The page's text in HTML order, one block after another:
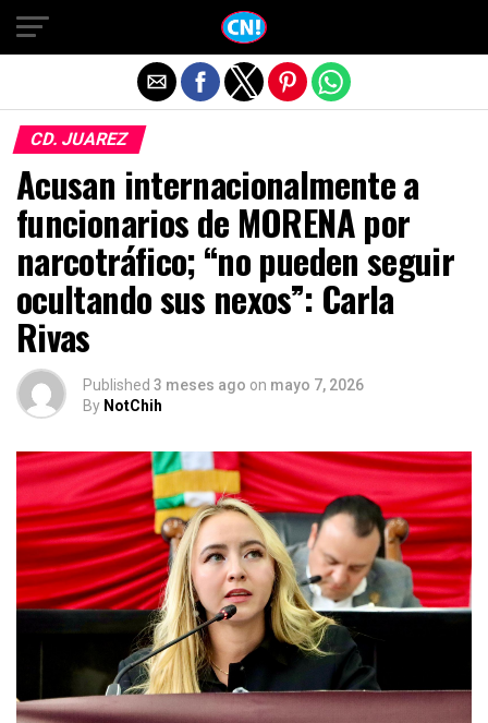
CD. JUAREZ
Acusan internacionalmente a
funcionarios de MORENA por
narcotráfico; “no pueden seguir
ocultando sus nexos”: Carla
Rivas
Published 3 meses ago on mayo 7, 2026
By NotChih
Salir de la versión móvil